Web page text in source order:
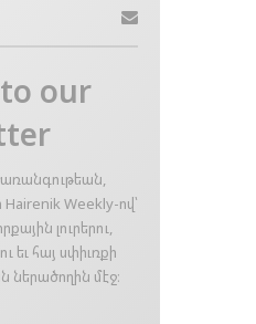
our
Weekly-ով՝
լուրերու,
եւ հայ սփիւռքի
ներածողին մէջ։